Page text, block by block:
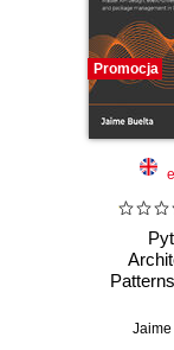
Promocja
driven